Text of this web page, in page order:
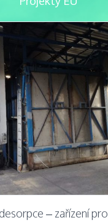
– zařízení pro